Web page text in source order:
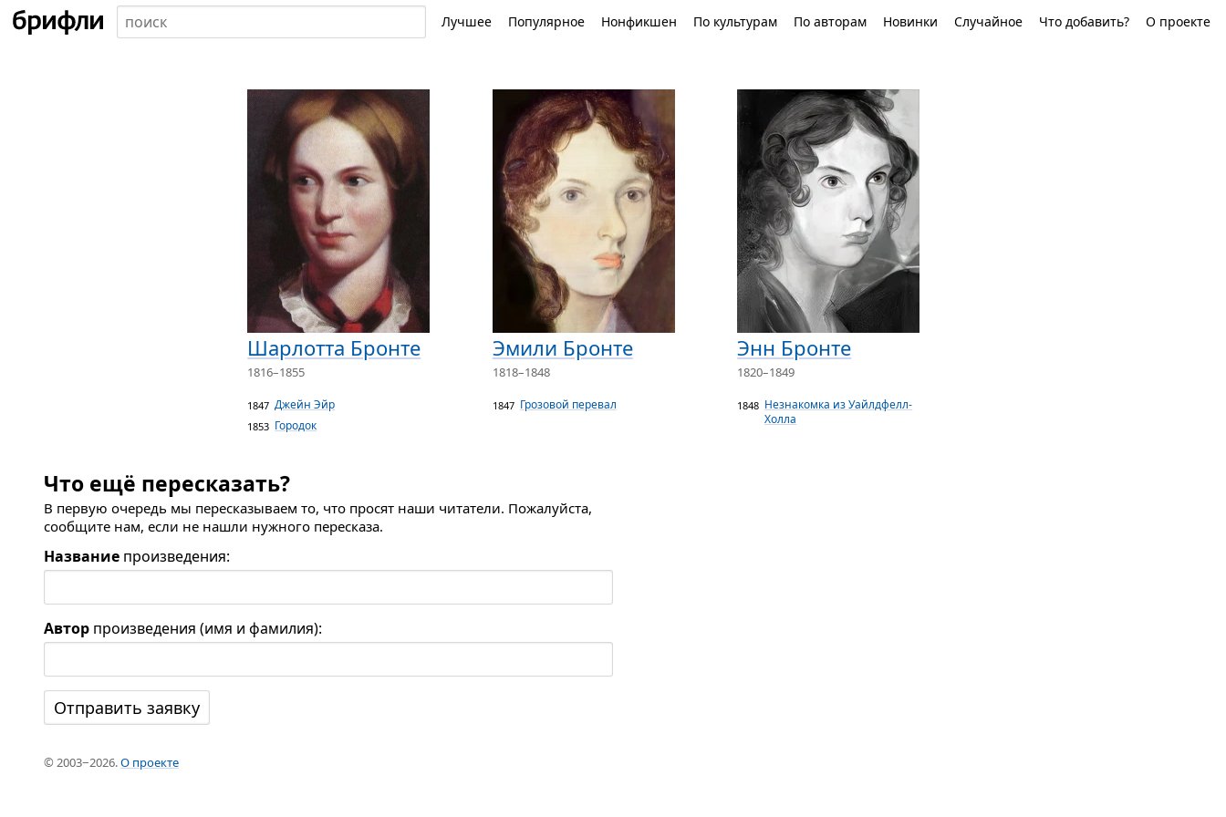
Лучшее Популярное Нонфикшен По культурам По авторам Новинки Случайное Что добавить? О проекте
Шарлотта Бронте
1816–1855
1847 Джейн Эйр
1853 Городок
Эмили Бронте
1818–1848
1847 Грозовой перевал
Энн Бронте
1820–1849
1848 Незнакомка из Уайлдфелл-
Холла
Что ещё пересказать?
В первую очередь мы пересказываем то, что просят наши читатели. Пожалуйста,
сообщите нам, если не нашли нужного пересказа.
Название произведения:
Автор произведения (имя и фамилия):
© 2003−2026.О проекте